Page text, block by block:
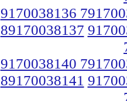
9170038136
89170038137
9170038140
89170038141